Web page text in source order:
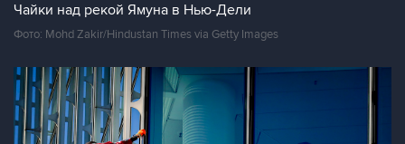
Чайки над рекой Ямуна в Нью-Дели
Фото: Mohd Zakir/Hindustan Times via Getty Images